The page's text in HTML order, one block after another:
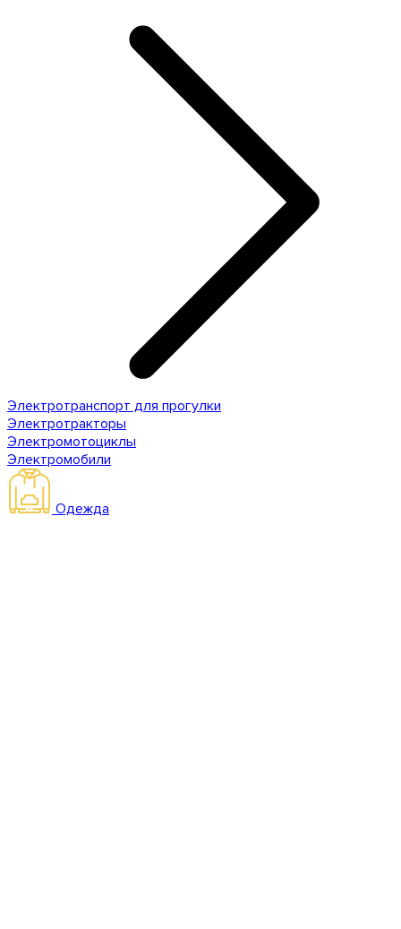
Электротранспорт для прогулки
Электротракторы
Электромотоциклы
Электромобили
Одежда